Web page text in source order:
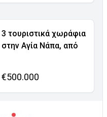
3 τουριστικά χωράφια
στην Αγία Νάπα, από
€500.000